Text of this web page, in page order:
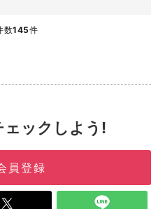
数145件
ェックしよう!
員登録